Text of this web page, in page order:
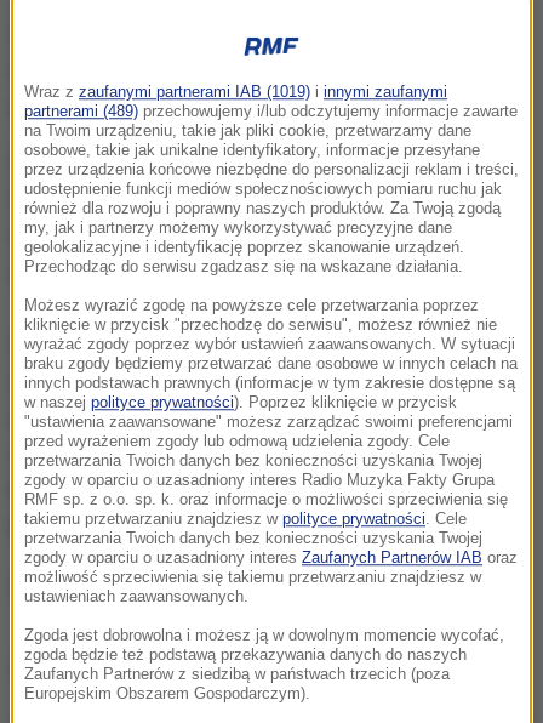
Obserwatorium Meteorologicznego, na Kasprowym
wskazują siedem stopni mrozu.
W nocy z niedzieli na poniedziałek temperatura w
Zakopanem ma spaść do minus sześciu stopni
Celsjusza, a od wtorku pojawią się intensywne
opady śniegu.
W Tatrach obowiązuje pierwszy, najniższy stopień
zagrożenia lawinowego. Ratownicy górscy
ostrzegają, że właśnie przy dwóch najniższych
stopniach dochodzi statystycznie do największej
liczby wypadków lawinowych, bo turyści często
bagatelizują zagrożenie.
(mpw)
Dalsza część artykułu pod materiałem video:
Wraz z zaufanymi partnerami IAB (1019) i innymi zaufanymi
partnerami (489) przechowujemy i/lub odczytujemy informacje zawarte
na Twoim urządzeniu, takie jak pliki cookie, przetwarzamy dane
osobowe, takie jak unikalne identyfikatory, informacje przesyłane
przez urządzenia końcowe niezbędne do personalizacji reklam i treści,
udostępnienie funkcji mediów społecznościowych pomiaru ruchu jak
również dla rozwoju i poprawny naszych produktów. Za Twoją zgodą
my, jak i partnerzy możemy wykorzystywać precyzyjne dane
geolokalizacyjne i identyfikację poprzez skanowanie urządzeń.
Przechodząc do serwisu zgadzasz się na wskazane działania.
Możesz wyrazić zgodę na powyższe cele przetwarzania poprzez
kliknięcie w przycisk "przechodzę do serwisu", możesz również nie
wyrażać zgody poprzez wybór ustawień zaawansowanych. W sytuacji
braku zgody będziemy przetwarzać dane osobowe w innych celach na
innych podstawach prawnych (informacje w tym zakresie dostępne są
w naszej polityce prywatności). Poprzez kliknięcie w przycisk
"ustawienia zaawansowane" możesz zarządzać swoimi preferencjami
przed wyrażeniem zgody lub odmową udzielenia zgody. Cele
przetwarzania Twoich danych bez konieczności uzyskania Twojej
zgody w oparciu o uzasadniony interes Radio Muzyka Fakty Grupa
RMF sp. z o.o. sp. k. oraz informacje o możliwości sprzeciwienia się
takiemu przetwarzaniu znajdziesz w polityce prywatności. Cele
przetwarzania Twoich danych bez konieczności uzyskania Twojej
zgody w oparciu o uzasadniony interes Zaufanych Partnerów IAB oraz
możliwość sprzeciwienia się takiemu przetwarzaniu znajdziesz w
ustawieniach zaawansowanych.
Zgoda jest dobrowolna i możesz ją w dowolnym momencie wycofać,
zgoda będzie też podstawą przekazywania danych do naszych
Zaufanych Partnerów z siedzibą w państwach trzecich (poza
Europejskim Obszarem Gospodarczym).